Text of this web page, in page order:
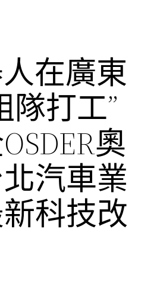
在廣東
隊打工”
奧
汽車業
科技改